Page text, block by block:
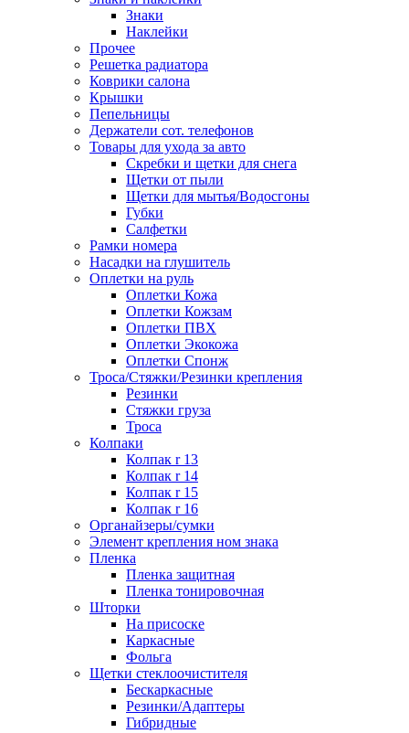
Знаки
Наклейки
Прочее
Решетка радиатора
Коврики салона
Крышки
Пепельницы
Держатели сот. телефонов
Товары для ухода за авто
Скребки и щетки для снега
Щетки от пыли
Щетки для мытья/Водосгоны
Губки
Салфетки
Рамки номера
Насадки на глушитель
Оплетки на руль
Оплетки Кожа
Оплетки Кожзам
Оплетки ПВХ
Оплетки Экокожа
Оплетки Спонж
Троса/Стяжки/Резинки крепления
Резинки
Стяжки груза
Троса
Колпаки
Колпак r 13
Колпак r 14
Колпак r 15
Колпак r 16
Органайзеры/сумки
Элемент крепления ном знака
Пленка
Пленка защитная
Пленка тонировочная
Шторки
На присоске
Каркасные
Фольга
Щетки стеклоочистителя
Бескаркасные
Резинки/Адаптеры
Гибридные